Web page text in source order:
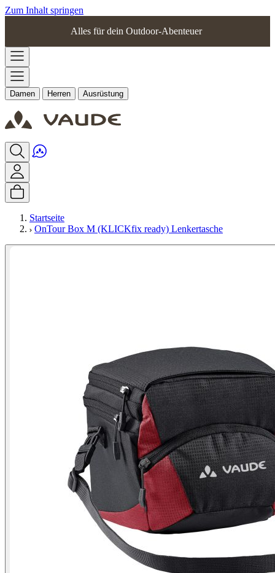
Zum Inhalt springen
Alles für dein Outdoor-Abenteuer
Damen Herren Ausrüstung
Startseite
OnTour Box M (KLICKfix ready) Lenkertasche